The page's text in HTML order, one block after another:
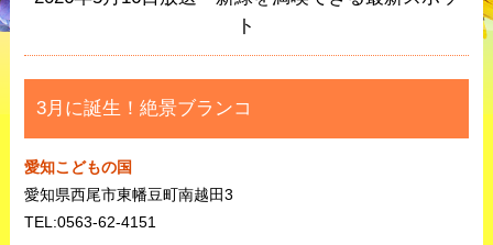
ト
3月に誕生！絶景ブランコ
愛知こどもの国
愛知県西尾市東幡豆町南越田3
TEL:0563-62-4151